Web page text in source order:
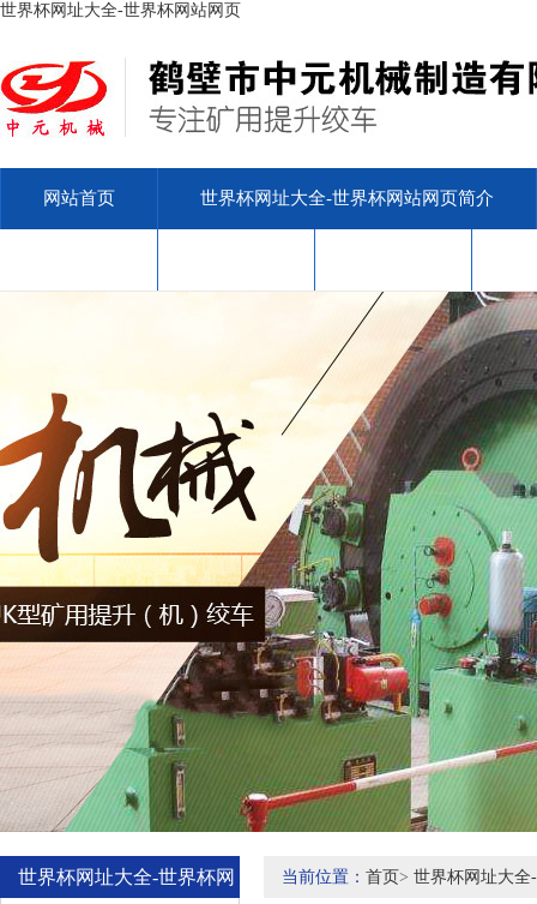
世界杯网址大全-世界杯网站网页
网站首页 世界杯网址大全-世界杯网站网页简介
世界杯网址大全-世界杯网 当前位置： 首页> 世界杯网址大全